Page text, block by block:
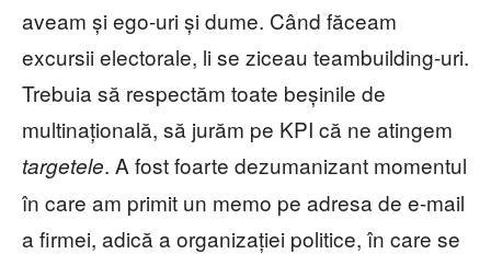
aveam și ego-uri și dume. Când făceam
excursii electorale, li se ziceau teambuilding-uri.
Trebuia să respectăm toate beșinile de
multinațională, să jurăm pe KPI că ne atingem
targetele. A fost foarte dezumanizant momentul
în care am primit un memo pe adresa de e-mail
a firmei, adică a organizației politice, în care se